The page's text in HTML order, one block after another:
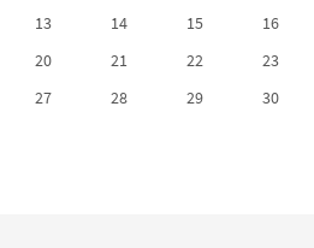
13 14 15
16
20 21 22
23
27 28 29
30